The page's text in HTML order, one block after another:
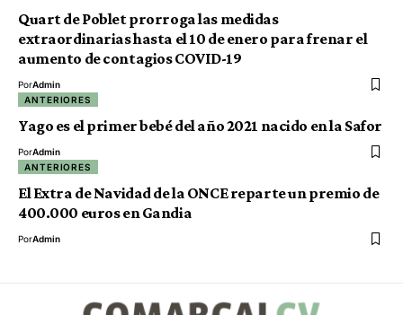
Quart de Poblet prorroga las medidas
extraordinarias hasta el 10 de enero para frenar el
aumento de contagios COVID-19
PorAdmin
ANTERIORES
Yago es el primer bebé del año 2021 nacido en la Safor
PorAdmin
ANTERIORES
El Extra de Navidad de la ONCE reparte un premio de
400.000 euros en Gandia
PorAdmin